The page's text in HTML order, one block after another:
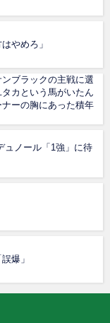
やめろ」
ブラックの主戦に選
カという馬がいたん
ーの胸にあった積年
ュノール「1強」に待
爆」